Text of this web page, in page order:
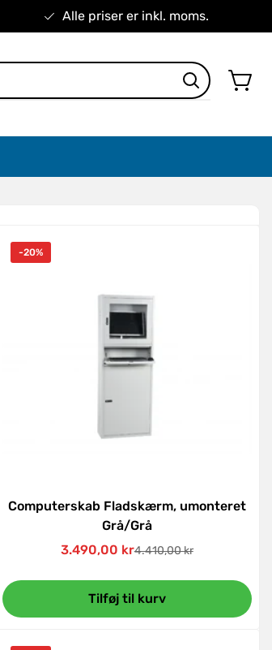
Alle priser er inkl. moms.
-20%
Computerskab Fladskærm, umonteret
Grå/Grå
Udsalgspris
3.490,00 krNormal
4.410,00 kr
Tilføj til kurv